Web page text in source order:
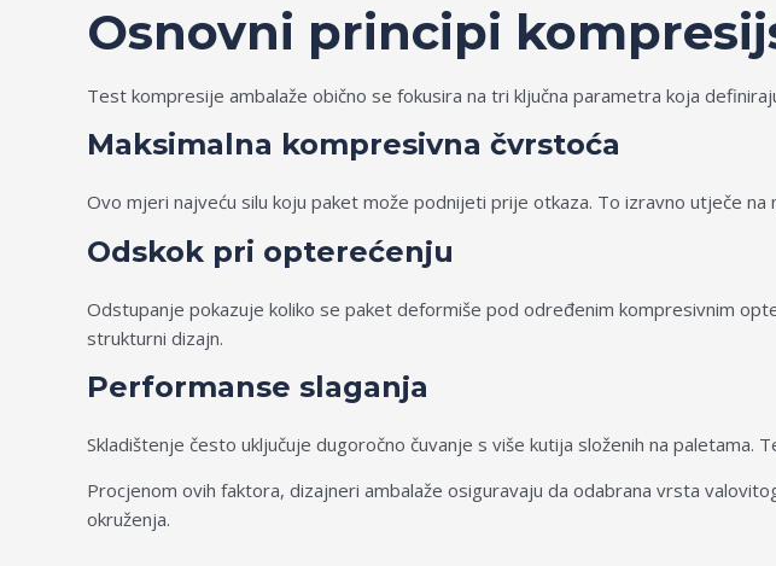
Osnovni principi
Test kompresije ambalaže obično se fokusira na tri ključna parametra koja
Maksimalna kompresivna čvrstoća
Ovo mjeri najveću silu koju paket može podnijeti prije otkaza. To izravno utječe
Odskok pri opterećenju
Odstupanje pokazuje koliko se paket deformiše pod određenim kompresivnim
strukturni dizajn.
Performanse slaganja
Skladištenje često uključuje dugoročno čuvanje s više kutija složenih na
Procjenom ovih faktora, dizajneri ambalaže osiguravaju da odabrana vrsta
okruženja.